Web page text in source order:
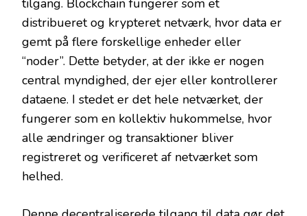
distribueret og krypteret netværk, hvor data er
gemt på flere forskellige enheder eller
“noder”. Dette betyder, at der ikke er nogen
central myndighed, der ejer eller kontrollerer
dataene. I stedet er det hele netværket, der
fungerer som en kollektiv hukommelse, hvor
alle ændringer og transaktioner bliver
registreret og verificeret af netværket som
helhed.